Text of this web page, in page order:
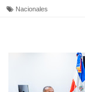
entrar a España
venta de alcohol
sanitario y se reúne
Nacionales